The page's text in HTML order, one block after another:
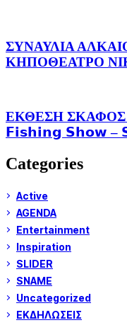
ΣΥΝΑΥΛΙΑ
ΚΗΠΟΘΕΑΤΡΟ
ΕΚΘΕΣΗ
𝗙𝗶𝘀𝗵𝗶𝗻𝗴 𝗦𝗵𝗼𝘄 –
Categories
Active
AGENDA
Entertainment
Inspiration
SLIDER
SNAME
Uncategorized
ΕΚΔΗΛΩΣΕΙΣ